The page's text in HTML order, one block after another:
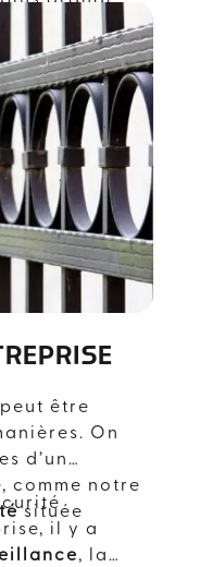
d’un
Sécuritédans
à la fois la
de
peut être
On
d’un
comme notre
située
il y a
, la